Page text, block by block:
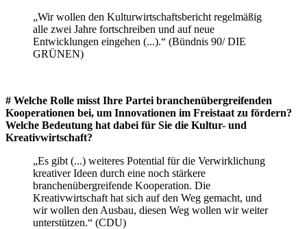
„Wir wollen den Kulturwirtschaftsbericht regelmäßig
alle zwei Jahre fortschreiben und auf neue
Entwicklungen eingehen (...).“ (Bündnis 90/ DIE
GRÜNEN)
# Welche Rolle misst Ihre Partei branchenübergreifenden
Kooperationen bei, um Innovationen im Freistaat zu fördern?
Welche Bedeutung hat dabei für Sie die Kultur- und
Kreativwirtschaft?
„Es gibt (...) weiteres Potential für die Verwirklichung
kreativer Ideen durch eine noch stärkere
branchenübergreifende Kooperation. Die
Kreativwirtschaft hat sich auf den Weg gemacht, und
wir wollen den Ausbau, diesen Weg wollen wir weiter
unterstützen.“ (CDU)